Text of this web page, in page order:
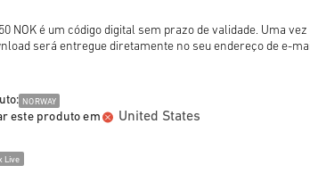
NOK é um código digital sem prazo de validade. Uma
será entregue diretamente no seu endereço de e-
NORWAY
este produto em United States
Live